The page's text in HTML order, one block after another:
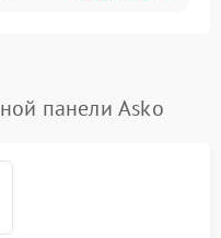
панели Asko